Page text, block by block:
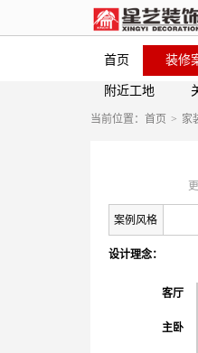
首页 装修
附近工地
当前位置： 首页 > 家
案例风格
设计理念：
客厅
主卧